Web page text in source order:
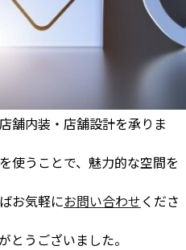
舗内装・店舗設計を承りま
使うことで、魅力的な空間を
お気軽にお問い合わせくださ
とうございました。